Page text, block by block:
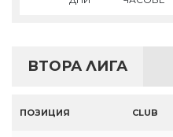
ВТОРА ЛИГА
ПОЗИЦИЯ CLUB